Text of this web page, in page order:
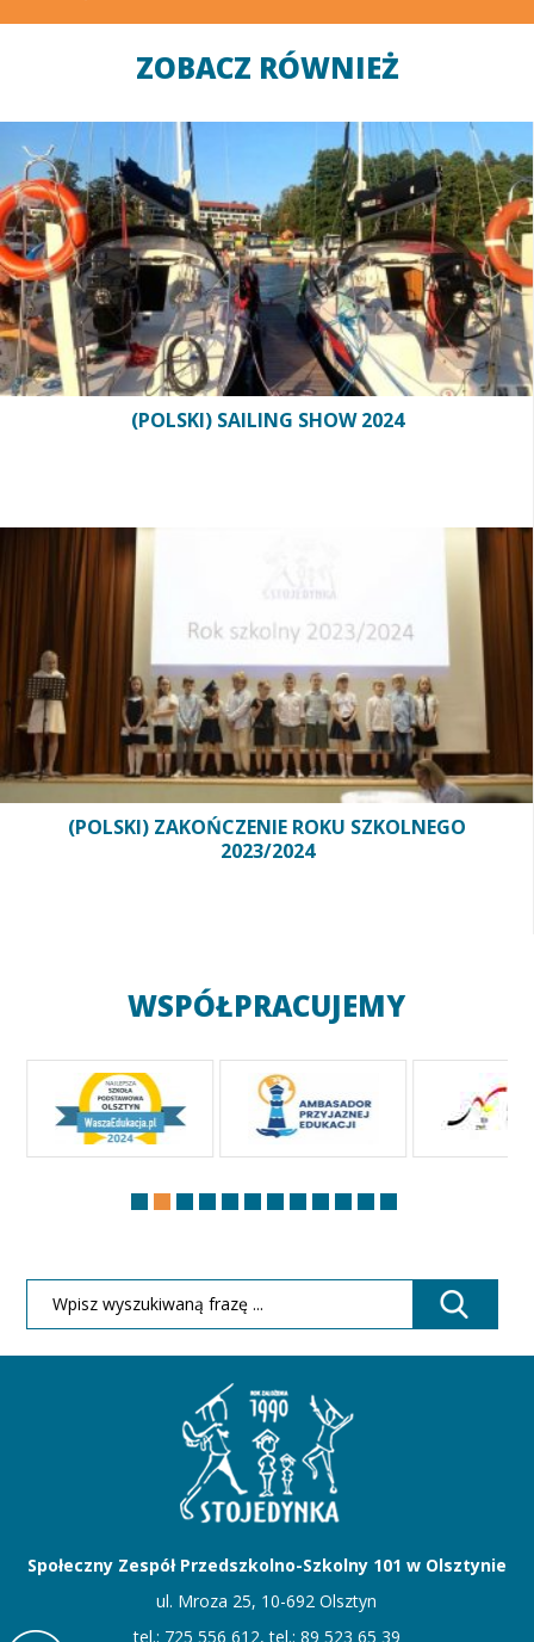
ZOBACZ RÓWNIEŻ
(POLSKI) SAILING SHOW 2024
(POLSKI) ZAKOŃCZENIE ROKU SZKOLNEGO
2023/2024
WSPÓŁPRACUJEMY
Społeczny Zespół Przedszkolno-Szkolny 101 w Olsztynie
ul. Mroza 25, 10-692 Olsztyn
tel.: 725 556 612, tel.: 89 523 65 39